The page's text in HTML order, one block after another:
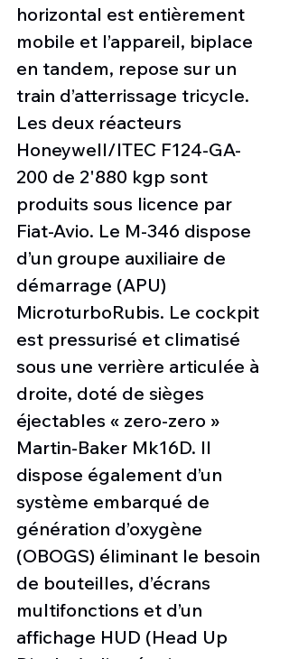
horizontal est entièrement
mobile et l’appareil, biplace
en tandem, repose sur un
train d’atterrissage tricycle.
Les deux réacteurs
Honeywell/ITEC F124-GA-
200 de 2'880 kgp sont
produits sous licence par
Fiat-Avio. Le M-346 dispose
d’un groupe auxiliaire de
démarrage (APU)
MicroturboRubis. Le cockpit
est pressurisé et climatisé
sous une verrière articulée à
droite, doté de sièges
éjectables « zero-zero »
Martin-Baker Mk16D. Il
dispose également d’un
système embarqué de
génération d’oxygène
(OBOGS) éliminant le besoin
de bouteilles, d’écrans
multifonctions et d’un
affichage HUD (Head Up